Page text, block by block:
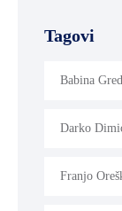
Tagovi
Babina
Darko
Franjo